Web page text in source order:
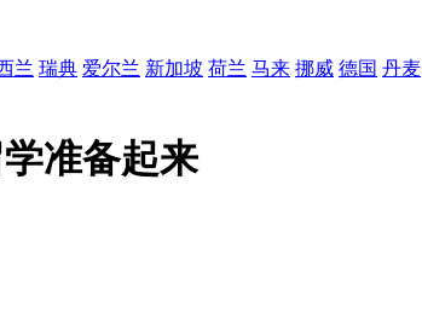
兰 瑞典 爱尔兰 新加坡 荷兰 马来 挪威 德国 丹麦
准备起来